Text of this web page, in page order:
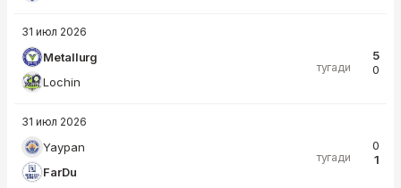
31 июл 2026
Metallurg
Lochin
тугади
5
0
31 июл 2026
Yaypan
FarDu
тугади
0
1